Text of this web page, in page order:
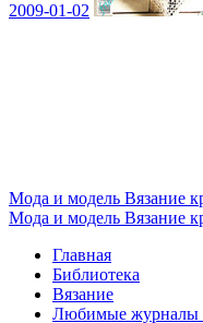
2009-01-02
Мода и модель Вязание
Мода и модель Вязание
Главная
Библиотека
Вязание
Любимые журналы